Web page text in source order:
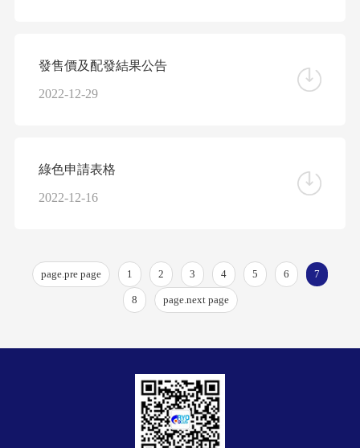
發售價及配發結果公告
2022-12-29
綠色申請表格
2022-12-16
page.pre page 1 2 3 4 5 6 7
8 page.next page